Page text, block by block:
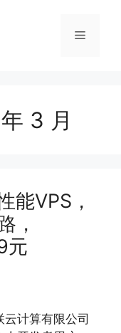
菜
3 月
能VPS，
，
元
计算有限公司